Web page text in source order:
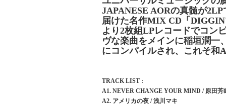
JAPANESE AORの真髄が
届けた名作MIX CD「
より2枚組LPレコードでコン
ヴな楽曲をメインに稲垣潤一
にコンパイルされ、これそ和
TRACK LIST :
A1. NEVER CHANGE YOUR MIND / 原田芳
A2. アメリカの夜 / 浅川マキ